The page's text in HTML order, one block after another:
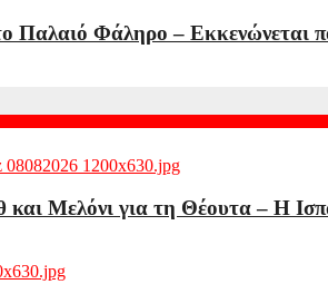
Παλαιό Φάληρο – Εκκενώνεται
Μελόνι για τη Θέουτα – Η